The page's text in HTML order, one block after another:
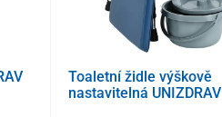
Toaletní židle výškově
nastavitelná UNIZDRAV